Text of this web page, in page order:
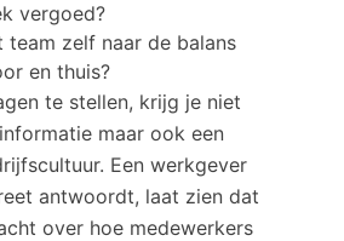
vergoed?
team zelf naar de balans
en thuis?
te stellen, krijg je niet
maar ook een
Een werkgever
antwoordt, laat zien dat
over hoe medewerkers